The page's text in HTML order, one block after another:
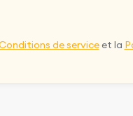
de serviceet la